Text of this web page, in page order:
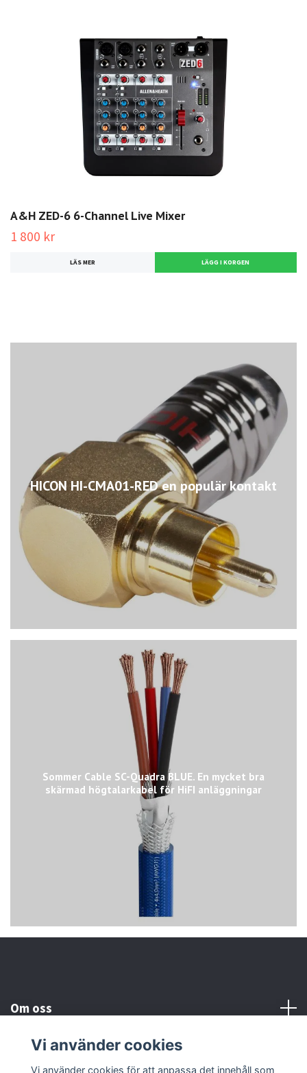
HICON HI-CMA01-RED en populär kontakt
Sommer Cable SC-Quadra BLUE. En mycket bra
skärmad högtalarkabel för HiFI anläggningar
A&H ZED-6 6-Channel Live Mixer
1 800 kr
LÄS MER
Om oss
Kundtjänst
Vi använder cookies
Vi använder cookies för att anpassa det innehåll som